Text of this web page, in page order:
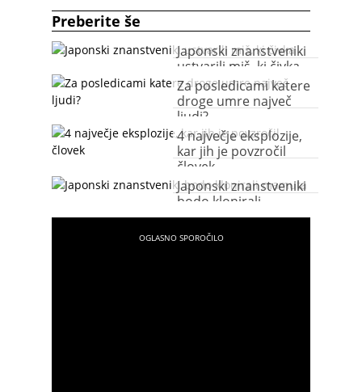
Preberite še
Japonski znanstveniki
ustvarili miš, ki čivka
Za posledicami katere
droge umre največ
ljudi?
4 največje eksplozije,
kar jih je povzročil
človek
Japonski znanstveniki
bodo klonirali
mamuta